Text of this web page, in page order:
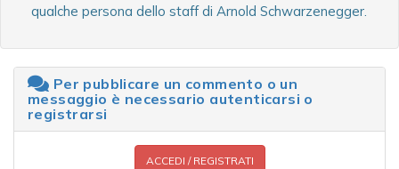
qualche persona dello staff di Arnold Schwarzenegger.
Per pubblicare un commento o un
messaggio è necessario autenticarsi o
registrarsi
ACCEDI / REGISTRATI